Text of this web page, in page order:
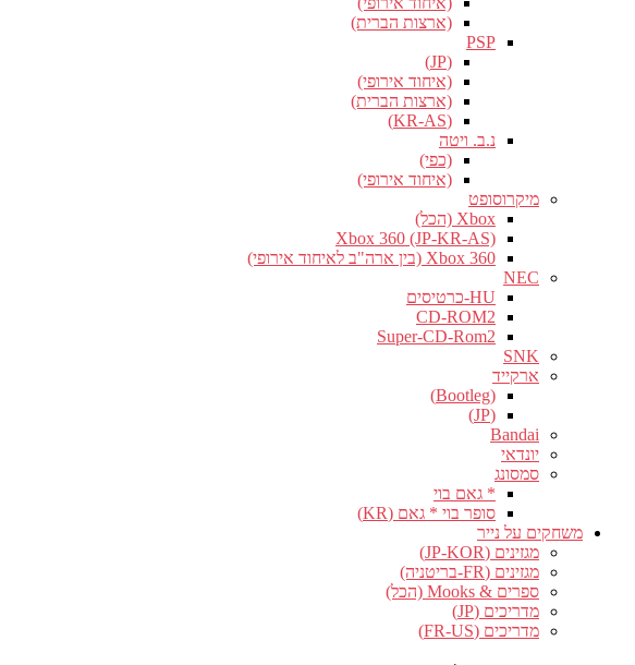
(ארצות הברית)
PSP
(JP)
(איחוד אירופי)
(ארצות הברית)
(KR-AS)
נ.ב. ויטה
(כפי)
(איחוד אירופי)
מיקרוסופט
Xbox (הכל)
Xbox 360 (JP-KR-AS)
Xbox 360 (בין ארה"ב לאיחוד אירופי)
NEC
HU-כרטיסים
CD-ROM2
Super-CD-Rom2
SNK
ארקייד
(Bootleg)
(JP)
Bandai
יונדאי
סמסונג
* גאם בוי
סופר בוי * גאם (KR)
משחקים על נייר
מגזינים (JP-KOR)
מגזינים (FR-בריטניה)
ספרים & Mooks (הכל)
מדריכים (JP)
מדריכים (FR-US)